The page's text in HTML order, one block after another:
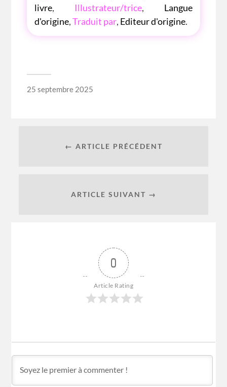
livre, Illustrateur/trice, Langue
d'origine,Traduit par, Editeur d'origine.
25 septembre 2025
← ARTICLE PRÉCÉDENT
ARTICLE SUIVANT →
0
Article Rating